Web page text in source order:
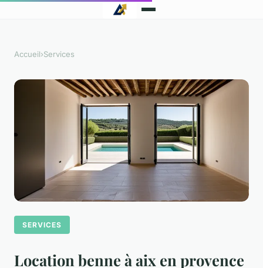
Accueil›Services
SERVICES
Location benne à aix en provence